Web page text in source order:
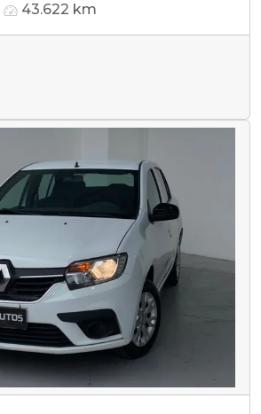
43.622 km